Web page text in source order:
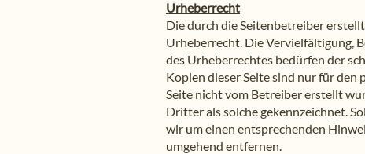
Urheberrecht
Die durch die Seitenbetreiber
Urheberrecht. Die Vervielfältigung,
des Urheberrechtes bedürfen der
Kopien dieser Seite sind nur für
Seite nicht vom Betreiber erstellt
Dritter als solche gekennzeichnet.
wir um einen entsprechenden
umgehend entfernen.